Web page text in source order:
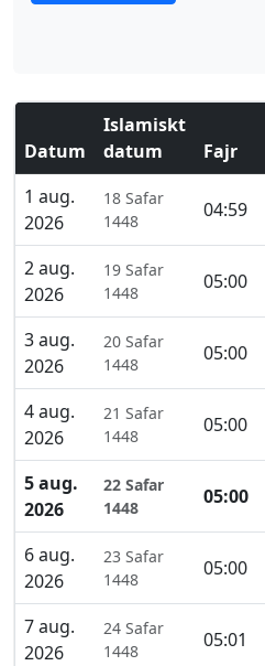
Datum
Islamiskt
datum
Fajr
1 aug.
2026
18 Safar
1448
04:59
2 aug.
2026
19 Safar
1448
05:00
3 aug.
2026
20 Safar
1448
05:00
4 aug.
2026
21 Safar
1448
05:00
5 aug.
2026
22 Safar
1448
05:00
6 aug.
2026
23 Safar
1448
05:00
7 aug.
2026
24 Safar
1448
05:01